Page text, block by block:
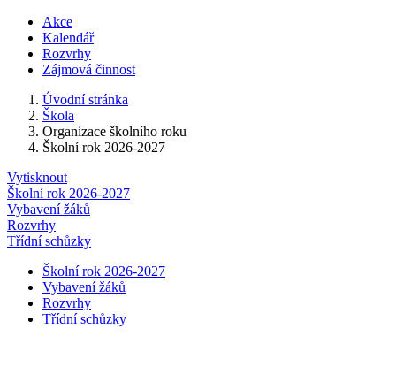
Akce
Kalendář
Rozvrhy
Zájmová činnost
Úvodní stránka
Škola
Organizace školního roku
Školní rok 2026-2027
Vytisknout
Školní rok 2026-2027
Vybavení žáků
Rozvrhy
Třídní schůzky
Školní rok 2026-2027
Vybavení žáků
Rozvrhy
Třídní schůzky